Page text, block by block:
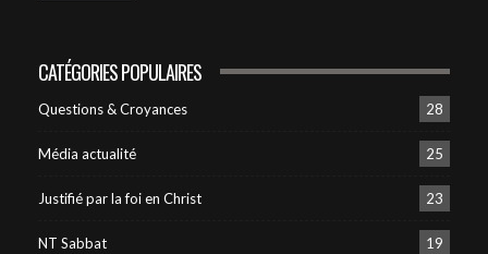
CATÉGORIES POPULAIRES
Questions & Croyances 28
Média actualité 25
Justifié par la foi en Christ 23
NT Sabbat 19